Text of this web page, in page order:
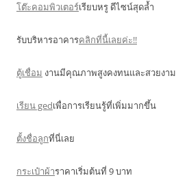
โต๊ะคอมพิวเตอร์เรียบหรู ดีไซน์สุดล้ำ
รับบริหารอาคารคลิกที่นี้เลยค่ะ!!
ตู้เชื่อม งานมีคุณภาพสูงคงทนและสวยงาม
เรียน gedเพื่อการเรียนรู้ที่เพิ่มมากขึ้น
ตั้งชื่อลูกที่นี่เลย
กระเป๋าผ้าราคาเริ่มต้นที่ 9 บาท